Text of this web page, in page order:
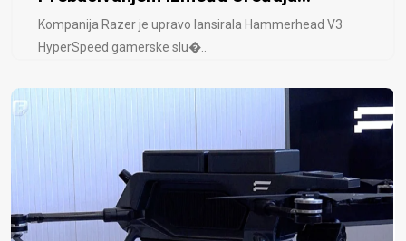
Kompanija Razer je upravo lansirala Hammerhead V3
HyperSpeed ​​gamerske slu�..